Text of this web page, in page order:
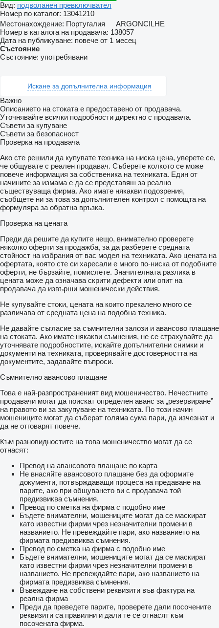
Вид: подволанен превключвател
Номер по каталог: 13041210
Местонахождение: Португалия
ARGONCILHE
Номер в каталога на продавача: 138057
Дата на публикуване: повече от 1 месец
Състояние
Състояние: употребявани
Искане за допълнителна информация
Важно
Описанието на стоката е предоставено от продавача.
Уточнявайте всички подробности директно с продавача.
Съвети за купуване
Съвети за безопасност
Проверка на продавача
Ако сте решили да купувате техника на ниска цена, уверете се,
че общувате с реален продавач. Съберете колкото се може
повече информация за собственика на техниката. Един от
начините за измама е да се представяш за реално
съществуваща фирма. Ако имате някакви подозрения,
съобщете ни за това за допълнителен контрол с помощта на
формуляра за обратна връзка.
Проверка на цената
Преди да решите да купите нещо, внимателно проверете
няколко оферти за продажба, за да разберете средната
стойност на избрания от вас модел на техниката. Ако цената на
офертата, която сте си харесали е много по-ниска от подобните
оферти, не бързайте, помислете. Значителната разлика в
цената може да означава скрити дефекти или опит на
продавача да извърши мошенически действия.
Не купувайте стоки, цената на които прекалено много се
различава от средната цена на подобна техника.
Не давайте съгласие за съмнителни залози и авансово плащане
на стоката. Ако имате някакви съмнения, не се страхувайте да
уточнявате подробностите, искайте допълнителни снимки и
документи на техниката, проверявайте достоверността на
документите, задавайте въпроси.
Съмнително авансово плащане
Това е най-разпространеният вид мошеничество. Нечестните
продавачи могат да поискат определен аванс за „резервиране”
на правото ви за закупуване на техниката. По този начин
мошениците могат да съберат голяма сума пари, да изчезнат и
да не отговарят повече.
Към разновидностите на това мошеничество могат да се
отнасят:
Превод на авансовото плащане по карта
Не внасяйте авансовото плащане без да оформите
документи, потвърждаващи процеса на предаване на
парите, ако при общуването ви с продавача той
предизвиква съмнения.
Превод по сметка на фирма с подобно име
Бъдете внимателни, мошениците могат да се маскират
като известни фирми чрез незначителни промени в
названието. Не превеждайте пари, ако названието на
фирмата предизвиква съмнения.
Превод по сметка на фирма с подобно име
Бъдете внимателни, мошениците могат да се маскират
като известни фирми чрез незначителни промени в
названието. Не превеждайте пари, ако названието на
фирмата предизвиква съмнения.
Въвеждане на собствени реквизити във фактура на
реална фирма
Преди да преведете парите, проверете дали посочените
реквизити са правилни и дали те се отнасят към
посочената фирма.